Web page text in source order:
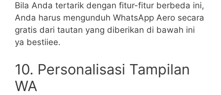
Bila Anda tertarik dengan fitur-fitur berbeda ini,
Anda harus mengunduh WhatsApp Aero secara
gratis dari tautan yang diberikan di bawah ini
ya bestiiee.
10. Personalisasi Tampilan
WA